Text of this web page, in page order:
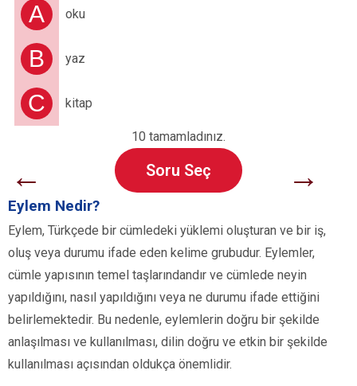
A oku
B yaz
C kitap
10 tamamladınız.
← Soru Seç →
Eylem Nedir?
Eylem, Türkçede bir cümledeki yüklemi oluşturan ve bir iş,
oluş veya durumu ifade eden kelime grubudur. Eylemler,
cümle yapısının temel taşlarındandır ve cümlede neyin
yapıldığını, nasıl yapıldığını veya ne durumu ifade ettiğini
belirlemektedir. Bu nedenle, eylemlerin doğru bir şekilde
anlaşılması ve kullanılması, dilin doğru ve etkin bir şekilde
kullanılması açısından oldukça önemlidir.